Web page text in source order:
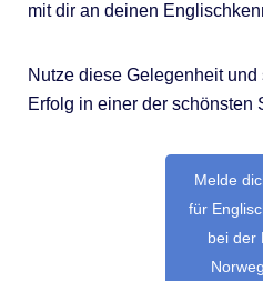
mit dir an deinen
Nutze diese Gelegenheit
Erfolg in einer der schönsten
Melde
für
bei der